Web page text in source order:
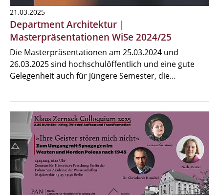
21.03.2025
Department Architektur |
Masterpräsentationen WiSe 2024/25
Die Masterpräsentationen am 25.03.2024 und
26.03.2025 sind hochschulöffentlich und eine gute
Gelegenheit auch für jüngere Semester, die…